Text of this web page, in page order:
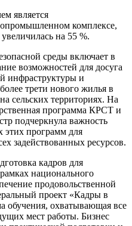
является
комплексе,
увеличилась на 55 %.
среды включает в
возможностей для досуга
инфраструктуры и
трети нового жилья в
сельских территориях. На
программа КРСТ и
подчеркнула важность
этих программ для
задействованных ресурсов.
кадров для
национального
продовольственной
проект «Кадры в
обучения, охватывающая все
мест работы. Бизнес